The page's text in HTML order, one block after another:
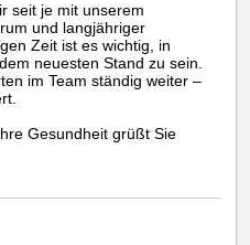
seit je mit unserem
und langjähriger
Zeit ist es wichtig, in
neuesten Stand zu sein.
im Team ständig weiter –
Gesundheit grüßt Sie